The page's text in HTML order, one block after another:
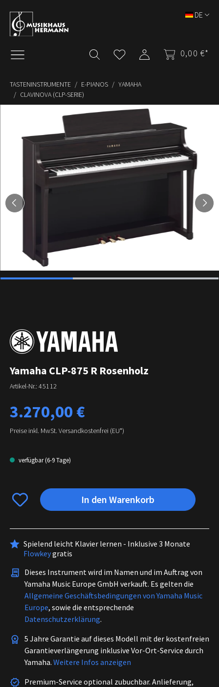
Zum Hauptinhalt springen
0,00 €*
DE
TASTENINSTRUMENTE E-PIANOS
YAMAHA
CLAVINOVA (CLP-SERIE)
Yamaha CLP-875 R Rosenholz
Artikel-Nr.: 45112
Regulärer Preis:
3.270,00 €
Preise inkl. MwSt. Versandkostenfrei (EU*)
verfügbar (6-9 Tage)
In den Warenkorb
Spielend leicht Klavier lernen - Inklusive 3 Monate
Flowkeygratis
Dieses Instrument wird im Namen und im Auftrag von
Yamaha Music Europe GmbH verkauft. Es gelten die
Allgemeine Geschäftsbedingungen von Yamaha Music
Europe, sowie die entsprechende
Datenschutzerklärung.
5 Jahre Garantie auf dieses Modell mit der kostenfreien
Garantieverlängerung inklusive Vor-Ort-Service durch
Yamaha. Weitere Infos anzeigen
Premium-Service optional zubuchbar. Anlieferung,